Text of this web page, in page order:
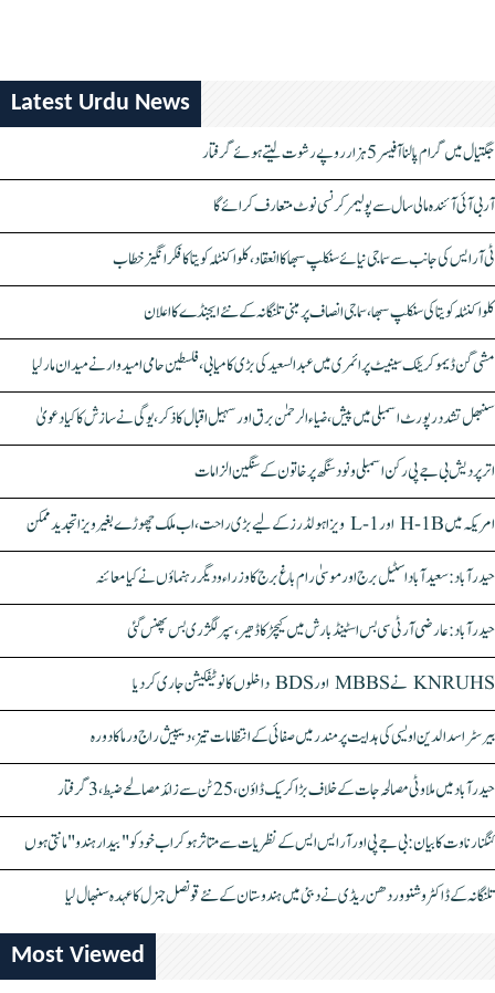
Latest Urdu News
جگتیال میں گرام پالنا آفیسر 5 ہزار روپے رشوت لیتے ہوئے گرفتار
آر بی آئی آئندہ مالی سال سے پولیمر کرنسی نوٹ متعارف کرائے گا
ٹی آر ایس کی جانب سے سماجی نیائے سنکلپ سبھا کا انعقاد، کلواکنٹلہ کویتا کا فکر انگیز خطاب
کلواکنٹلہ کویتا کی سنکلپ سبھا، سماجی انصاف پر مبنی تلنگانہ کے نئے ایجنڈے کا اعلان
مشی گن ڈیموکریٹک سینیٹ پرائمری میں عبدالسعید کی بڑی کامیابی، فلسطین حامی امیدوار نے میدان مار لیا
سنبھل تشدد رپورٹ اسمبلی میں پیش، ضیاء الرحمٰن برق اور سہیل اقبال کا ذکر، یوگی نے سازش کا کیا دعویٰ
اتر پردیش بی جے پی رکن اسمبلی ونود سنگھ پر خاتون کے سنگین الزامات
امریکہ میں H-1B اور L-1 ویزا ہولڈرز کے لیے بڑی راحت، اب ملک چھوڑے بغیر ویزا تجدید ممکن
حیدرآباد: سعیدآباد اسٹیل برج اور موسیٰ رام باغ برج کا وزراء و دیگر رہنماؤں نے کیا معائنہ
حیدرآباد: عارضی آر ٹی سی بس اسٹینڈ بارش میں کیچڑ کا ڈھیر، سپر لگژری بس پھنس گئی
KNRUHS نے MBBS اور BDS داخلوں کا نوٹیفکیشن جاری کر دیا
بیرسٹر اسدالدین اویسی کی ہدایت پر مندر میں صفائی کے انتظامات تیز، دیپیش راج ورما کا دورہ
حیدرآباد میں ملاوٹی مصالحہ جات کے خلاف بڑا کریک ڈاؤن، 25 ٹن سے زائد مصالحے ضبط، 3 گرفتار
کنگنا رناوت کا بیان: بی جے پی اور آر ایس ایس کے نظریات سے متاثر ہو کر اب خود کو "بیدار ہندو" مانتی ہوں
تلنگانہ کے ڈاکٹر وشنو وردھن ریڈی نے دبئی میں ہندوستان کے نئے قونصل جنرل کا عہدہ سنبھال لیا
Most Viewed